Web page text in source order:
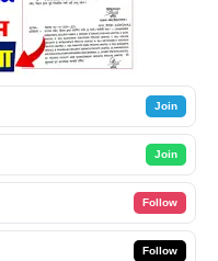
Join
Join
Follow
Follow